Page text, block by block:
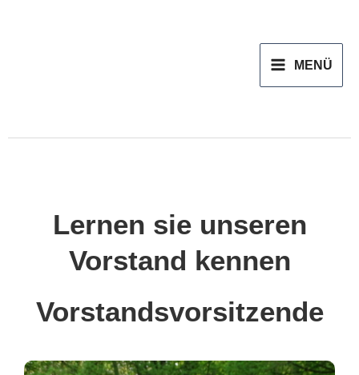
MENU
MENÜ
Lernen sie unseren
Vorstand kennen
Vorstandsvorsitzende